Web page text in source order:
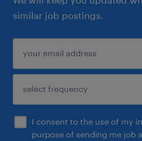
similar job postings.
I consent to the use of my
purpose of sending me job